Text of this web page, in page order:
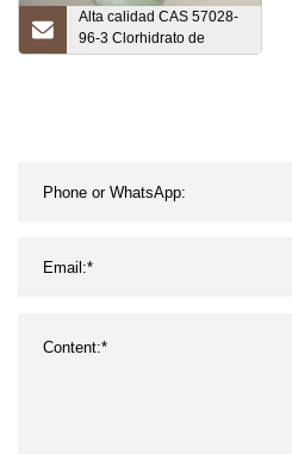
Alta calidad CAS 57028-
96-3 Clorhidrato de
polihexametilenguanidina